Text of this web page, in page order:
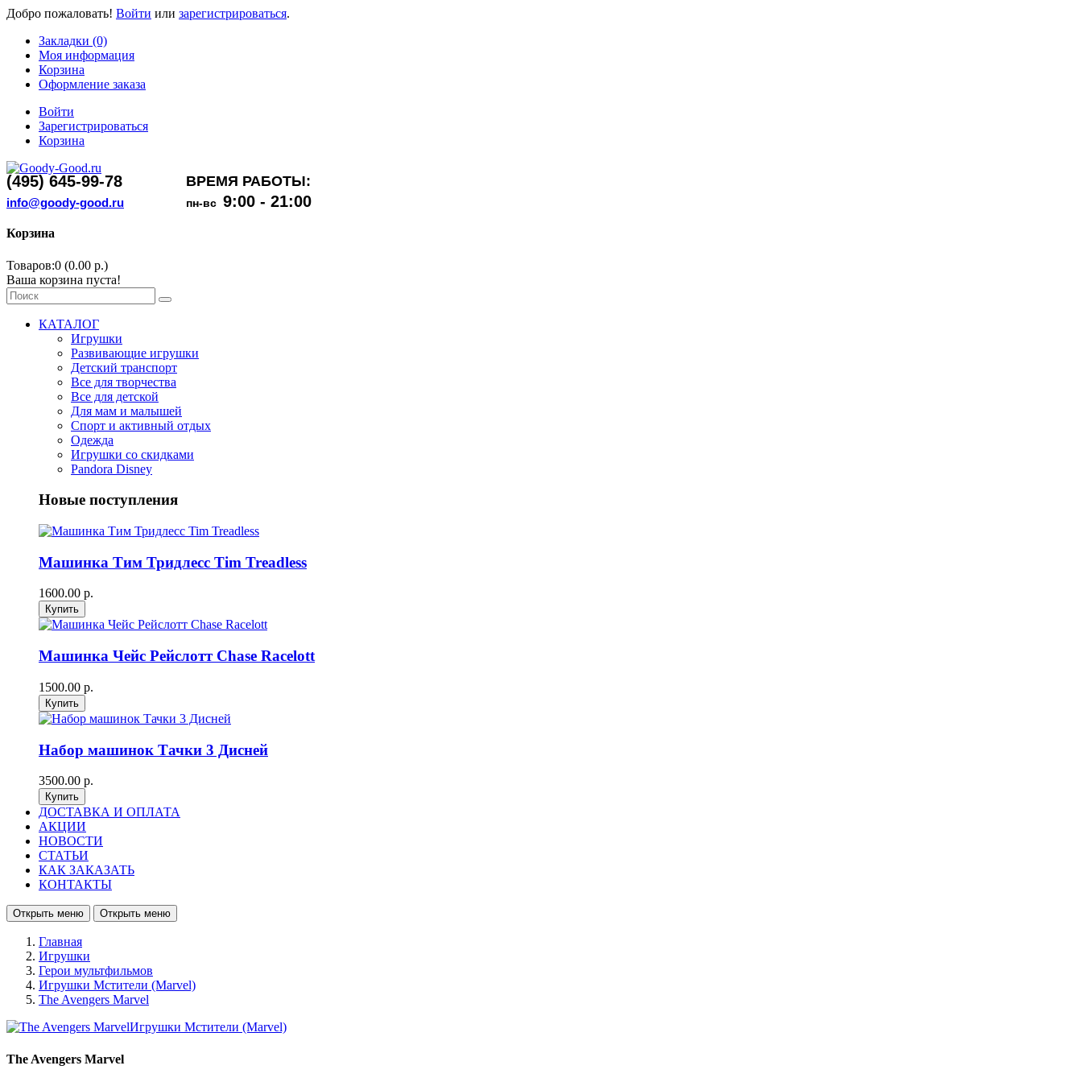
Добро пожаловать! Войти или зарегистрироваться.
Закладки (0)
Моя информация
Корзина
Оформление заказа
Войти
Зарегистрироваться
Корзина
(495) 645-99-78 ВРЕМЯ РАБОТЫ:
info@goody-good.ru пн-вс 9:00 - 21:00
Корзина
Товаров:0 (0.00 р.)
Ваша корзина пуста!
КАТАЛОГ
Игрушки
Развивающие игрушки
Детский транспорт
Все для творчества
Все для детской
Для мам и малышей
Спорт и активный отдых
Одежда
Игрушки со скидками
Pandora Disney
Новые поступления
Машинка Тим Тридлесс Tim Treadless
1600.00 р.
Машинка Чейс Рейслотт Chase Racelott
1500.00 р.
Набор машинок Тачки 3 Дисней
3500.00 р.
ДОСТАВКА И ОПЛАТА
АКЦИИ
НОВОСТИ
СТАТЬИ
КАК ЗАКАЗАТЬ
КОНТАКТЫ
Открыть меню Открыть меню
Главная
Игрушки
Герои мультфильмов
Игрушки Мстители (Marvel)
The Avengers Marvel
The Avengers Marvel